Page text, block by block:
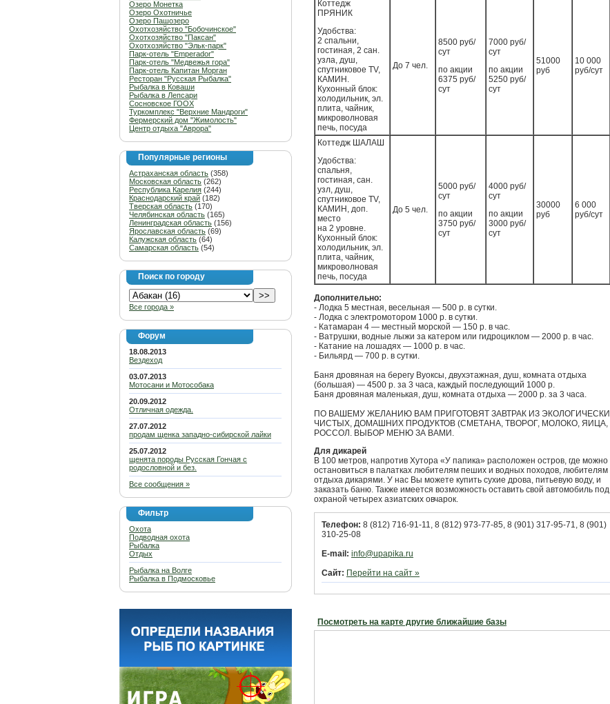
Озеро Монетка
Озеро Охотничье
Озеро Пашозеро
Охотхозяйство "Бобочинское"
Охотхозяйство "Паксан"
Охотхозяйство "Эльк-парк"
Парк-отель "Emperador"
Парк-отель "Медвежья гора"
Парк-отель Капитан Морган
Ресторан "Русская Рыбалка"
Рыбалка в Коваши
Рыбалка в Лепсари
Сосновское ГООХ
Туркомплекс "Верхние Мандроги"
Фермерский дом "Жимолость"
Центр отдыха "Аврора"
Популярные регионы
Астраханская область (358)
Московская область (262)
Республика Карелия (244)
Краснодарский край (182)
Тверская область (170)
Челябинская область (165)
Ленинградская область (156)
Ярославская область (69)
Калужская область (64)
Самарская область (54)
Поиск по городу
Все города »
Форум
18.08.2013
Вездеход
03.07.2013
Мотосани и Мотособака
20.09.2012
Отличная одежда.
27.07.2012
продам щенка западно-сибирской лайки
25.07.2012
щенята породы Русская Гончая с
родословной и без.
Все сообщения »
Фильтр
Охота
Подводная охота
Рыбалка
Отдых
Рыбалка на Волге
Рыбалка в Подмосковье
Коттедж
ПРЯНИК
Удобства:
2 спальни,
гостиная, 2 сан.
узла, душ,
спутниковое ТV,
КАМИН.
Кухонный блок:
холодильник, эл.
плита, чайник,
микроволновая
печь, посуда
До 7 чел.
8500 руб/
сут
по акции
6375 руб/
сут
7000 руб/
сут
по акции
5250 руб/
сут
51000
руб
10 000
руб/сут
Коттедж ШАЛАШ
Удобства:
спальня,
гостиная, сан.
узл, душ,
спутниковое ТV,
КАМИН, доп.
место
на 2 уровне.
Кухонный блок:
холодильник, эл.
плита, чайник,
микроволновая
печь, посуда
До 5 чел.
5000 руб/
сут
по акции
3750 руб/
сут
4000 руб/
сут
по акции
3000 руб/
сут
30000
руб
6 000
руб/сут
Дополнительно:
- Лодка 5 местная, весельная — 500 р. в сутки.
- Лодка с электромотором 1000 р. в сутки.
- Катамаран 4 — местный морской — 150 р. в час.
- Ватрушки, водные лыжи за катером или гидроциклом — 2000 р. в час.
- Катание на лошадях — 1000 р. в час.
- Бильярд — 700 р. в сутки.
Баня дровяная на берегу Вуоксы, двухэтажная, душ, комната отдыха
(большая) — 4500 р. за 3 часа, каждый последующий 1000 р.
Баня дровяная маленькая, душ, комната отдыха — 2000 р. за 3 часа.
ПО ВАШЕМУ ЖЕЛАНИЮ ВАМ ПРИГОТОВЯТ ЗАВТРАК ИЗ ЭКОЛОГИЧЕСКИ
ЧИСТЫХ, ДОМАШНИХ ПРОДУКТОВ (СМЕТАНА, ТВОРОГ, МОЛОКО, ЯИЦА,
РОССОЛ. ВЫБОР МЕНЮ ЗА ВАМИ.
Для дикарей
В 100 метров, напротив Хутора «У папика» расположен остров, где можно
остановиться в палатках любителям пеших и водных походов, любителям
отдыха дикарями. У нас Вы можете купить сухие дрова, питьевую воду, и
заказать баню. Также имеется возможность оставить свой автомобиль под
охраной четырех азиатских овчарок.
Телефон: 8 (812) 716-91-11, 8 (812) 973-77-85, 8 (901) 317-95-71, 8 (901)
310-25-08
E-mail: info@upapika.ru
Сайт: Перейти на сайт »
Посмотреть на карте другие ближайшие базы